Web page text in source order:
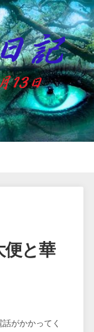
便と華
がかかってく